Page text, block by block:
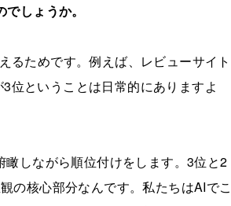
しょうか。
るためです。例えば、レビューサイト
位ということは日常的にありますよ
しながら順位付けをします。3位と2
の核心部分なんです。私たちはAIでこ